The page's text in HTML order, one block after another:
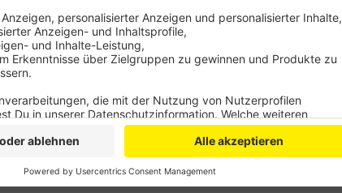
Denn die hatten zuletzt immer wieder für gefährliche
Anzeige